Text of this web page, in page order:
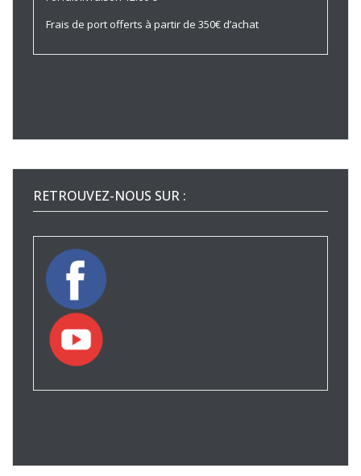
Frais de port offerts à partir de 350€ d’achat
RETROUVEZ-NOUS SUR :